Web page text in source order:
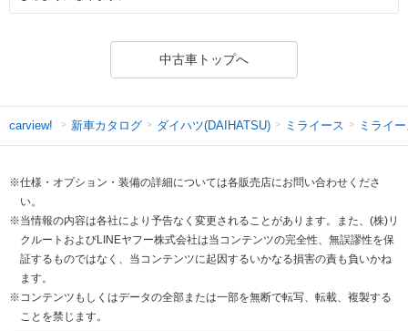
中古車トップへ
carview! 新車カタログ ダイハツ(DAIHATSU) ミライース ミライ
※仕様・オプション・装備の詳細については各販売店にお問い合わせくださ
い。
※当情報の内容は各社により予告なく変更されることがあります。また、(株)リ
クルートおよびLINEヤフー株式会社は当コンテンツの完全性、無誤謬性を保
証するものではなく、当コンテンツに起因するいかなる損害の責も負いかね
ます。
※コンテンツもしくはデータの全部または一部を無断で転写、転載、複製する
ことを禁じます。